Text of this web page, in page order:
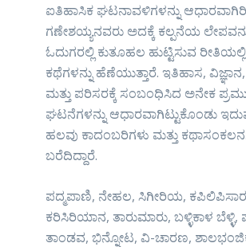
ಐತಿಹಾಸಿಕ ಘಟನಾವಳಿಗಳನ್ನು
ಗಣೇಶಯ್ಯನವರು ಅದಕ್ಕೆ ಕಲ್ಪನೆಯ
ಓದುಗರಲ್ಲಿ ಕುತೂಹಲ ಹುಟ್ಟಿಸುವ
ಕಥೆಗಳನ್ನು ಹೆಣೆಯುತ್ತಾರೆ. ಇತಿಹಾಸ,
ಮತ್ತು ಪರಿಸರಕ್ಕೆ ಸಂಬಂಧಿಸಿದ ಅನೇಕ
ಘಟನೆಗಳನ್ನು ಆಧಾರವಾಗಿಟ್ಟುಕೊಂಡು
ಹಲವು ಕಾದಂಬರಿಗಳು ಮತ್ತು
ಬರೆದಿದ್ದಾರೆ.
ಪದ್ಮಪಾಣಿ, ನೇಹಲ, ಸಿಗೀರಿಯ,
ಕರಿಸಿರಿಯಾನ, ತಾರುಮಾರು, ಬಳ್ಳಿಕಾಳ ಬೆಳ್ಳಿ,
ತಾಂಡವ, ಭಿನ್ನೋಟ, ವಿ-ಚಾರಣ,